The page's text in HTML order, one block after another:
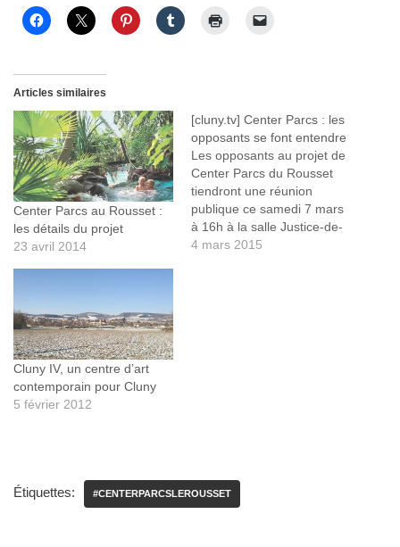
Articles similaires
Center Parcs au Rousset :
les détails du projet
23 avril 2014
[cluny.tv] Center Parcs : les
opposants se font entendre
Les opposants au projet de
Center Parcs du Rousset
tiendront une réunion
publique ce samedi 7 mars
à 16h à la salle Justice-de-
Paix de Cluny. Pour
4 mars 2015
Cluny IV, un centre d’art
contemporain pour Cluny
5 février 2012
Étiquettes: #CENTERPARCSLEROUSSET